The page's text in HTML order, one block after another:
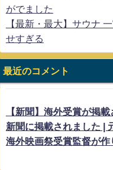
がでました
【最新・最大】サウナ
せすぎる
最近のコメント
【新聞】海外受賞が掲
新聞に掲載されました |
海外映画祭受賞監督が作